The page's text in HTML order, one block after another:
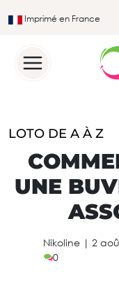
Imprimé en France
LOTO DE A À Z
UNE
Nikoline | 2
0